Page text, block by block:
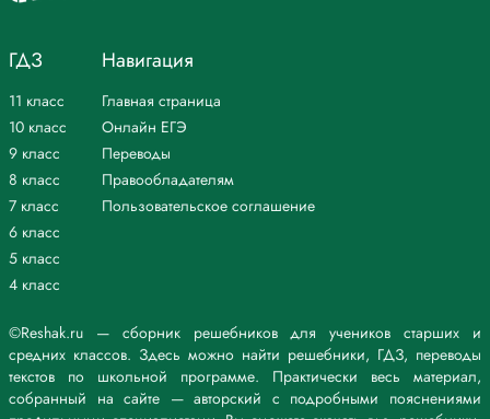
©Reshak.ru — сборник решебников для учеников старших и
средних классов. Здесь можно найти решебники, ГДЗ, переводы
текстов по школьной программе. Практически весь материал,
собранный на сайте — авторский с подробными пояснениями
ГДЗ
11 класс
10 класс
9 класс
8 класс
7 класс
6 класс
5 класс
4 класс
Навигация
Главная страница
Онлайн ЕГЭ
Переводы
Правообладателям
Пользовательское соглашение